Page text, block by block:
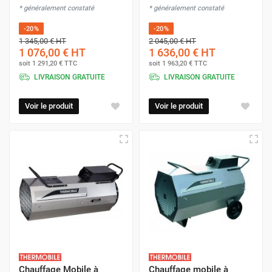
* généralement constaté
-20%
1 345,00 €HT
1 076,00 € HT
soit 1 291,20 € TTC
LIVRAISON GRATUITE
Voir le produit
* généralement constaté
-20%
2 045,00 €HT
1 636,00 € HT
soit 1 963,20 € TTC
LIVRAISON GRATUITE
Voir le produit
Chauffage Mobile à Chauffage mobile à